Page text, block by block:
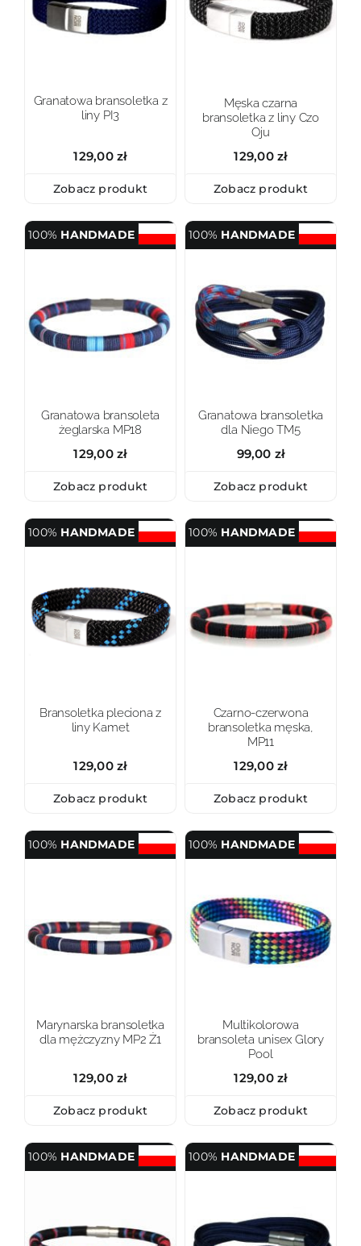
Granatowa bransoletka z
liny PI3
129,00zł
Zobacz produkt
Męska czarna
bransoletka z liny Czo
Oju
129,00zł
Zobacz produkt
100% HANDMADE
Granatowa bransoleta
żeglarska MP18
129,00zł
Zobacz produkt
100% HANDMADE
Granatowa bransoletka
dla Niego TM5
99,00 zł
Zobacz produkt
100% HANDMADE
Bransoletka pleciona z
liny Kamet
129,00zł
Zobacz produkt
100% HANDMADE
Czarno-czerwona
bransoletka męska,
MP11
129,00zł
Zobacz produkt
100% HANDMADE
Marynarska bransoletka
dla mężczyzny MP2 Ż1
129,00zł
Zobacz produkt
100% HANDMADE
Multikolorowa
bransoleta unisex Glory
Pool
129,00zł
Zobacz produkt
100% HANDMADE 100% HANDMADE